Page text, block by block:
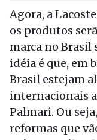
Agora, a
os produtos
marca no Brasil
idéia é que, em
Brasil estejam
internacionais
Palmari. Ou
reformas que